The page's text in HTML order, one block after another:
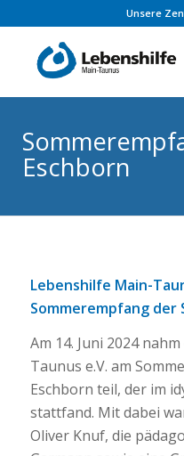
Unsere
Eschborn
Lebenshilfe Main-
Sommerempfang der
Am 14. Juni 2024
Taunus e.V. am
Eschborn teil, der im
stattfand. Mit dabei
Oliver Knuf, die